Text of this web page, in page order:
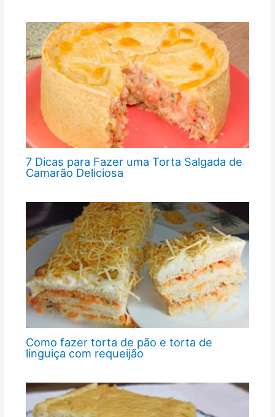
7 Dicas para Fazer uma Torta Salgada de
Camarão Deliciosa
Como fazer torta de pão e torta de
linguiça com requeijão